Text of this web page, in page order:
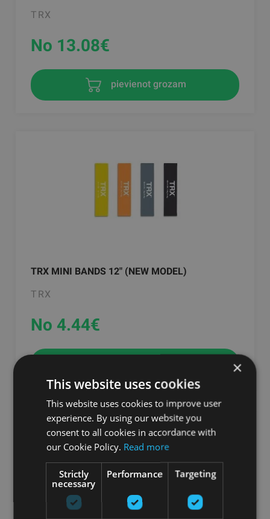
TRX
No 13.08€
pievienot grozam
TRX MINI BANDS 12" (NEW MODEL)
TRX
No 4.44€
×
This website uses cookies
This website uses cookies to improve user
experience. By using our website you
consent to all cookies in accordance with
our Cookie Policy. Read more
Strictly
necessary
Performance Targeting